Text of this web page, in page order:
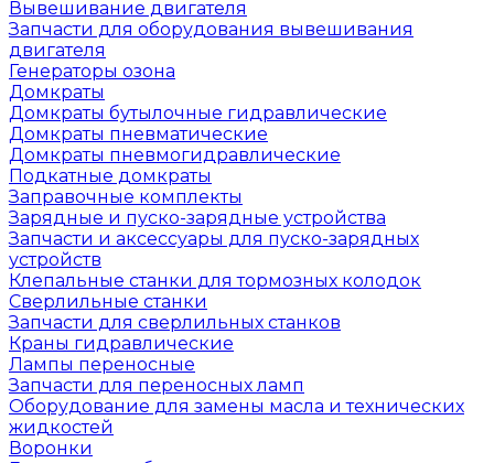
Вывешивание двигателя
Запчасти для оборудования вывешивания
двигателя
Генераторы озона
Домкраты
Домкраты бутылочные гидравлические
Домкраты пневматические
Домкраты пневмогидравлические
Подкатные домкраты
Заправочные комплекты
Зарядные и пуско-зарядные устройства
Запчасти и аксессуары для пуско-зарядных
устройств
Клепальные станки для тормозных колодок
Сверлильные станки
Запчасти для сверлильных станков
Краны гидравлические
Лампы переносные
Запчасти для переносных ламп
Оборудование для замены масла и технических
жидкостей
Воронки